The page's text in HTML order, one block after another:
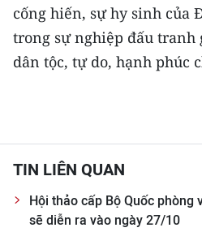
MUA BÁO
ĐỌC BÁO IN
中文
РУССКИЙ
cống hiến, sự hy sinh của
trong sự nghiệp đấu tranh
dân tộc, tự do, hạnh phúc
TIN LIÊN QUAN
Hội thảo cấp Bộ Quốc
sẽ diễn ra vào ngày 27/10